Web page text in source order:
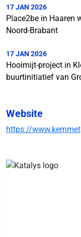
17 JAN 2026
Place2be in Haaren
Noord-Brabant
17 JAN 2026
Hooimijt-project in
buurtinitiatief van
Website
https://